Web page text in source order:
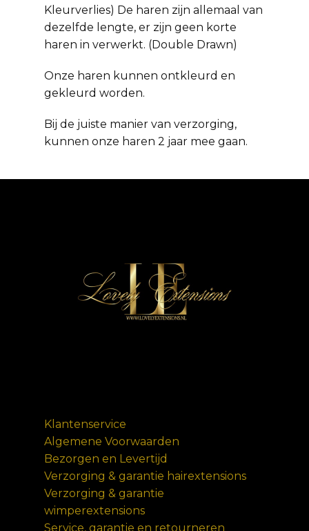
Kleurverlies) De haren zijn allemaal van
dezelfde lengte, er zijn geen korte
haren in verwerkt. (Double Drawn)
Onze haren kunnen ontkleurd en
gekleurd worden.
Bij de juiste manier van verzorging,
kunnen onze haren 2 jaar mee gaan.
Klantenservice
Algemene Voorwaarden
Bezorgen en Levertijd
Verzorging & garantie hairextensions
Verzorging & garantie
wimperextensions
Service, garantie en retourneren